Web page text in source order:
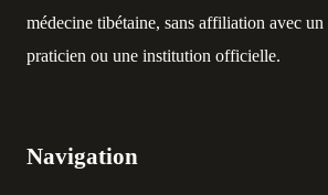
médecine tibétaine, sans affiliation avec un
praticien ou une institution officielle.
Navigation